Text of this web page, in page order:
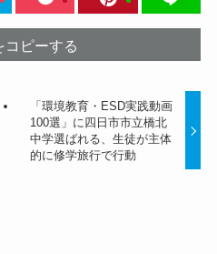
コピーする
「環境教育・ESD実践動画
100選」に四日市市立橋北
中学選ばれる、生徒が主体
的に修学旅行で行動